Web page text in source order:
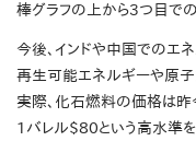
棒グラフの上から3つ目で
今後、インドや中国でのエ
再生可能エネルギーや原子
実際、化石燃料の価格は昨
1バレル$80という高水準を